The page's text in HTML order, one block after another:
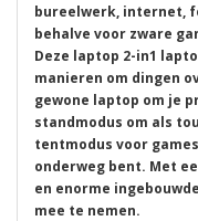
bureelwerk, internet,
behalve voor zware
Deze laptop 2-in1
manieren om dingen
gewone laptop om je
standmodus om als
tentmodus voor
onderweg bent. Met
en enorme
mee te nemen.